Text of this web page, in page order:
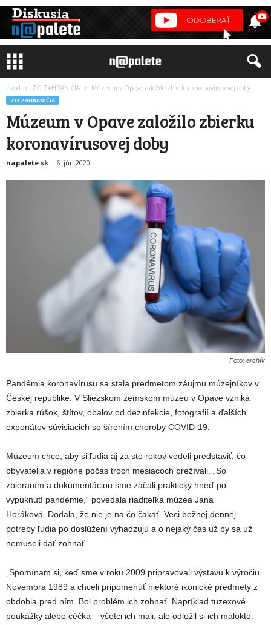
Úvod ZO ZAHRANIČIA Múzeum v Opave založilo zbierku koronavírusovej doby
ZO ZAHRANIČIA
Múzeum v Opave založilo zbierku
koronavírusovej doby
napalete.sk - 6. jún 2020
Foto: archív
Pandémia koronavírusu sa stala predmetom záujmu múzejníkov v
Českej republike. V Sliezskom zemskom múzeu v Opave vzniká
zbierka rúšok, štítov, obalov od dezinfekcie, fotografií a ďalších
exponátov súvisiacich so šírením choroby COVID-19.
Múzeum chce, aby si ľudia aj za sto rokov vedeli predstaviť, čo
obyvatelia v regióne počas troch mesiacoch prežívali. „So
zbieraním a dokumentáciou sme začali prakticky hneď po
vypuknutí pandémie,“ povedala riaditeľka múzea Jana
Horáková. Dodala, že nie je na čo čakať. Veci bežnej dennej
potreby ľudia po doslúžení vyhadzujú a o nejaký čas už by sa už
nemuseli dať zohnať.
„Spomínam si, keď sme v roku 2009 pripravovali výstavu k výročiu
Novembra 1989 a chceli pripomenúť niektoré ikonické predmety z
obdobia pred ním. Bol problém ich zohnať. Napríklad tuzexové
poukážky alebo céčka – všetci ich mali, ale odložil si ich málokto.